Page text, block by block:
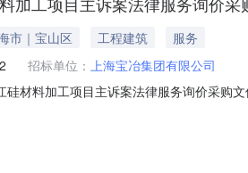
市｜宝山区 工程建筑
服务
招标单位： 上海宝冶集团有限公司
硅材料加工项目主诉案法律服务询价采购
书编码:20260802582询价通知书名称: